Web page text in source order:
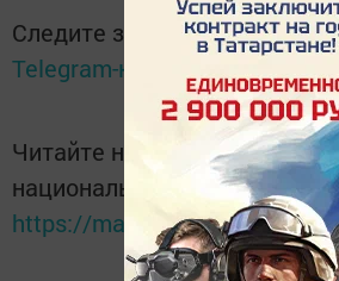
Следите за самым важным
Telegram-канале
Читайте новости
национальном
https://max.ru/tatmedia